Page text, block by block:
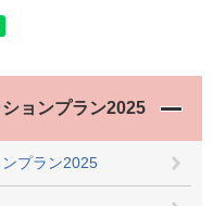
ョンプラン2025
プラン2025